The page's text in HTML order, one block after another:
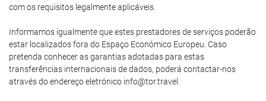
com os requisitos legalmente aplicáveis.
Informamos igualmente que estes prestadores de serviços poderão
estar localizados fora do Espaço Económico Europeu. Caso
pretenda conhecer as garantias adotadas para estas
transferências internacionais de dados, poderá contactar-nos
através do endereço eletrónico info@tor.travel.